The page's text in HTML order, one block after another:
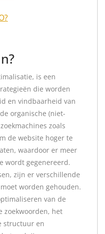
is een
die worden
en vindbaarheid van
organische (niet-
zoals
de website hoger te
waardoor er meer
wordt gegenereerd.
zijn er verschillende
worden gehouden.
van de
zoekwoorden, het
structuur en